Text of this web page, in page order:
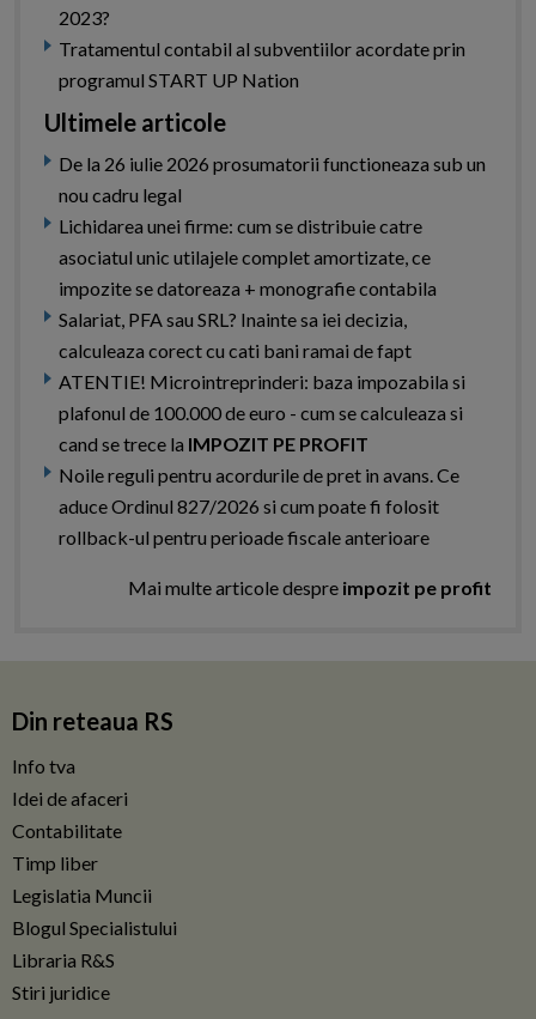
2023?
Tratamentul contabil al subventiilor acordate prin
programul START UP Nation
Ultimele articole
De la 26 iulie 2026 prosumatorii functioneaza sub un
nou cadru legal
Lichidarea unei firme: cum se distribuie catre
asociatul unic utilajele complet amortizate, ce
impozite se datoreaza + monografie contabila
Salariat, PFA sau SRL? Inainte sa iei decizia,
calculeaza corect cu cati bani ramai de fapt
ATENTIE! Microintreprinderi: baza impozabila si
plafonul de 100.000 de euro - cum se calculeaza si
cand se trece la IMPOZIT PE PROFIT
Noile reguli pentru acordurile de pret in avans. Ce
aduce Ordinul 827/2026 si cum poate fi folosit
rollback-ul pentru perioade fiscale anterioare
Mai multe articole despre impozit pe profit
Din reteaua RS
Info tva
Idei de afaceri
Contabilitate
Timp liber
Legislatia Muncii
Blogul Specialistului
Libraria R&S
Stiri juridice